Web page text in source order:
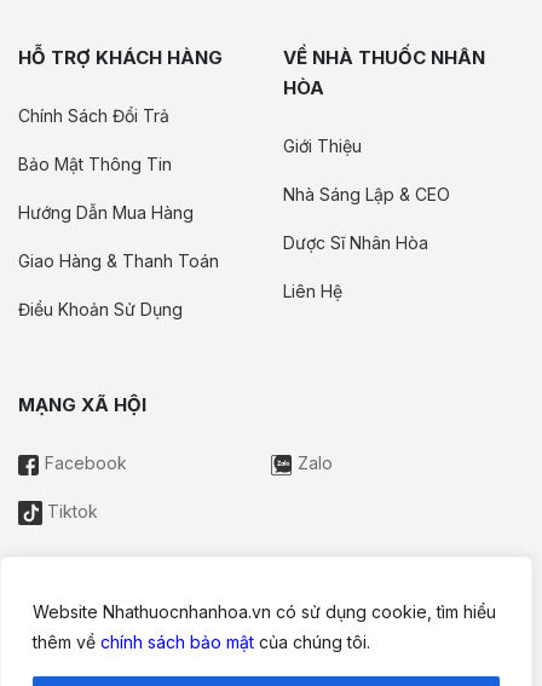
Website Nhathuocnhanhoa.vn có sử dụng cookie, tìm hiểu
thêm về chính sách bảo mật của chúng tôi.
HỖ TRỢ KHÁCH HÀNG
Chính Sách Đổi Trả
Bảo Mật Thông Tin
Hướng Dẫn Mua Hàng
Giao Hàng & Thanh Toán
Điều Khoản Sử Dụng
VỀ NHÀ THUỐC NHÂN
HÒA
Giới Thiệu
Nhà Sáng Lập & CEO
Dược Sĩ Nhân Hòa
Liên Hệ
MẠNG XÃ HỘI
Facebook Zalo
Tiktok
Thông tin trên website này chỉ mang tính chất nội bộ tham khảo;